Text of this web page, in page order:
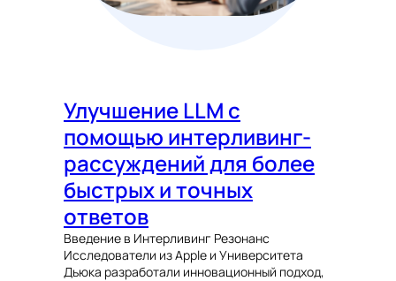
Улучшение LLM с
помощью интерливинг-
рассуждений для более
быстрых и точных
ответов
Введение в Интерливинг Резонанс
Исследователи из Apple и Университета
Дьюка разработали инновационный подход,